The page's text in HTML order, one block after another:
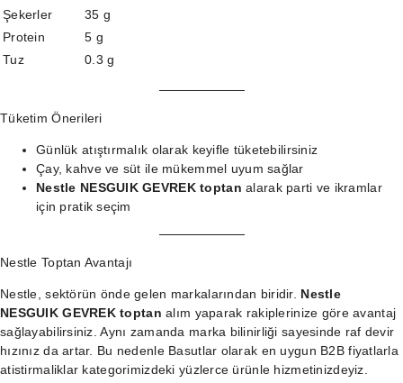
Şekerler
35 g
Protein
5 g
Tuz
0.3 g
Tüketim Önerileri
Günlük atıştırmalık olarak keyifle tüketebilirsiniz
Çay, kahve ve süt ile mükemmel uyum sağlar
Nestle NESGUIK GEVREK toptan alarak parti ve ikramlar
için pratik seçim
Nestle Toptan Avantajı
Nestle, sektörün önde gelen markalarından biridir. Nestle
NESGUIK GEVREK toptan alım yaparak rakiplerinize göre avantaj
sağlayabilirsiniz. Aynı zamanda marka bilinirliği sayesinde raf devir
hızınız da artar. Bu nedenle Basutlar olarak en uygun B2B fiyatlarla
atistirmaliklar kategorimizdeki yüzlerce ürünle hizmetinizdeyiz.